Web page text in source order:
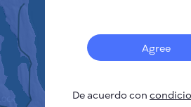
CÓMO FUNCIONA
POLÍTICA DE
Agree
De acuerdo con